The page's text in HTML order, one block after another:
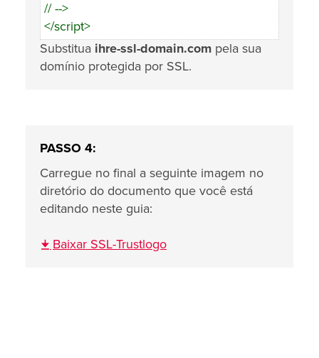
// -->
</script>
Substitua ihre-ssl-domain.com pela sua
domínio protegida por SSL.
PASSO 4:
Carregue no final a seguinte imagem no
diretório do documento que você está
editando neste guia:
Baixar SSL-Trustlogo